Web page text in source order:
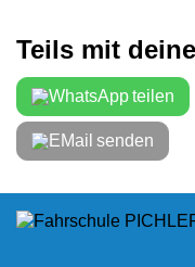
Teils mit
teilen
senden